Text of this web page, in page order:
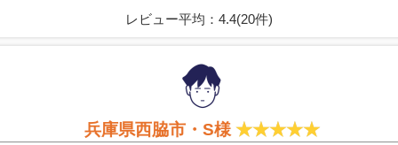
レビュー平均：4.4(20件)
兵庫県西脇市・S様